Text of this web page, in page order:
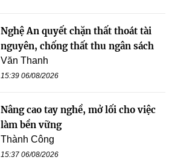
Nghệ An quyết chặn thất thoát tài
nguyên, chống thất thu ngân sách
Văn Thanh
15:39 06/08/2026
Nâng cao tay nghề, mở lối cho việc
làm bền vững
Thành Công
15:37 06/08/2026